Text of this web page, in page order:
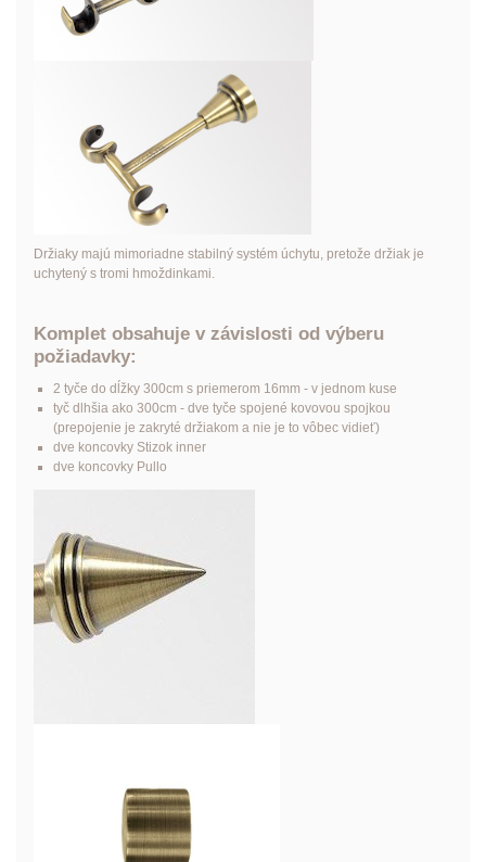
Držiaky majú mimoriadne stabilný systém úchytu, pretože držiak je
uchytený s tromi hmoždinkami.
Komplet obsahuje v závislosti od výberu
požiadavky:
2 tyče do dĺžky 300cm s priemerom 16mm - v jednom kuse
tyč dlhšia ako 300cm - dve tyče spojené kovovou spojkou
(prepojenie je zakryté držiakom a nie je to vôbec vidieť)
dve koncovky Stizok inner
dve koncovky Pullo